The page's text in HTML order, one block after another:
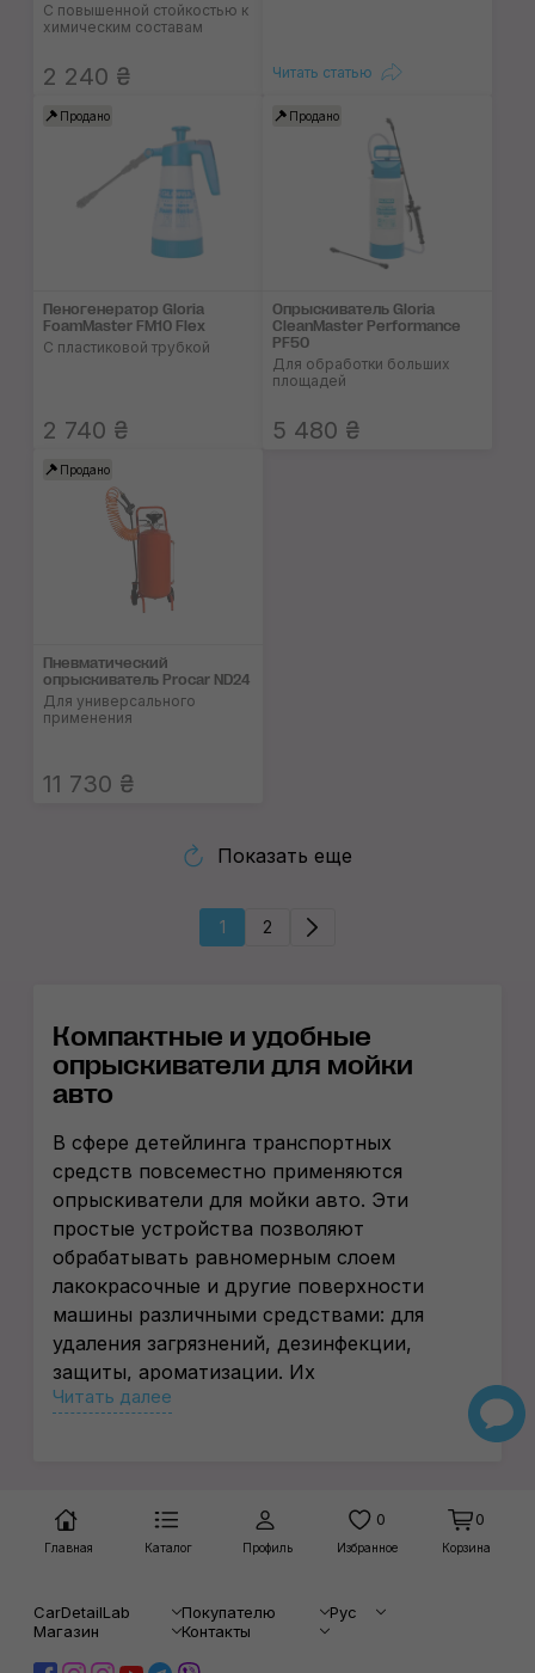
С повышенной стойкостью к
химическим составам
2 240 ₴ Читать статью
Продано
Пеногенератор Gloria
FoamMaster FM10 Flex
С пластиковой трубкой
2 740 ₴
Продано
Опрыскиватель Gloria
CleanMaster Performance
PF50
Для обработки больших
площадей
5 480 ₴
Продано
Пневматический
опрыскиватель Procar ND24
Для универсального
применения
11 730 ₴
Показать еще
1 2
Компактные и удобные
опрыскиватели для мойки
авто
В сфере детейлинга транспортных
средств повсеместно применяются
опрыскиватели для мойки авто. Эти
простые устройства позволяют
обрабатывать равномерным слоем
лакокрасочные и другие поверхности
машины различными средствами: для
удаления загрязнений, дезинфекции,
защиты, ароматизации. Их
использование ускоряет мойку, делает
химическими соединениями, простой и
по-настоящему эффективной.
достоинства
опрыскивателей
Читать далее
Главная Каталог Профиль
0
Избранное
0
Корзина
CarDetailLab Покупателю
Рус
Магазин
Контакты